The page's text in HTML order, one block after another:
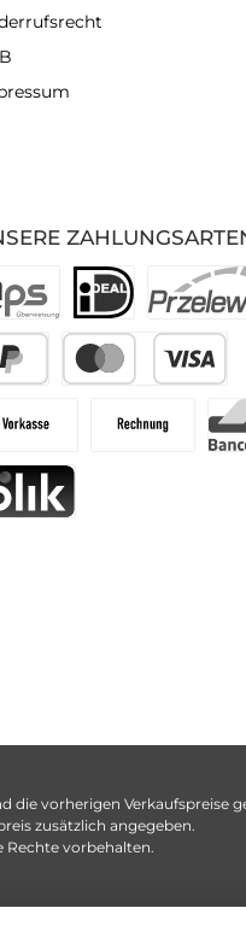
die vorherigen Verkaufspreise
zusätzlich angegeben.
Rechte vorbehalten.